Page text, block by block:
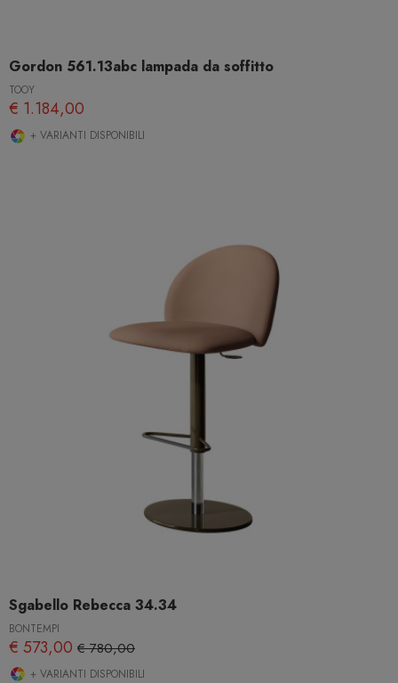
Gordon 561.13abc lampada da soffitto
TOOY
€ 1.184,00
+ VARIANTI DISPONIBILI
Sgabello Rebecca 34.34
BONTEMPI
€ 573,00 € 780,00
+ VARIANTI DISPONIBILI